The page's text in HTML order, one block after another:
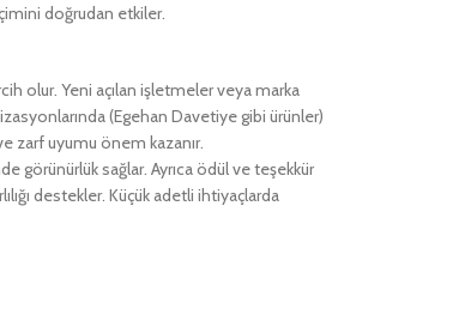
doğrudan etkiler.
olur. Yeni açılan işletmeler veya marka
(Egehan Davetiye gibi ürünler)
zarf uyumu önem kazanır.
görünürlük sağlar. Ayrıca ödül ve teşekkür
destekler. Küçük adetli ihtiyaçlarda